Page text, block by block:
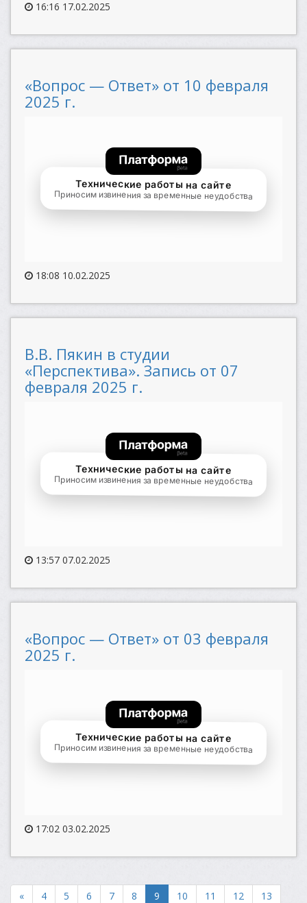
16:16 17.02.2025
«Вопрос — Ответ» от 10 февраля
2025 г.
18:08 10.02.2025
В.В. Пякин в студии
«Перспектива». Запись от 07
февраля 2025 г.
13:57 07.02.2025
«Вопрос — Ответ» от 03 февраля
2025 г.
17:02 03.02.2025
« 4 5 6 7 8 9 10 11 12
13